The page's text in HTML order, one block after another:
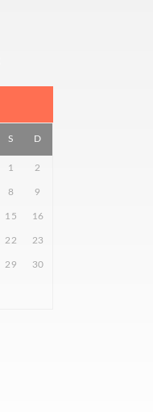
S D
1 2
8 9
15 16
22 23
29 30